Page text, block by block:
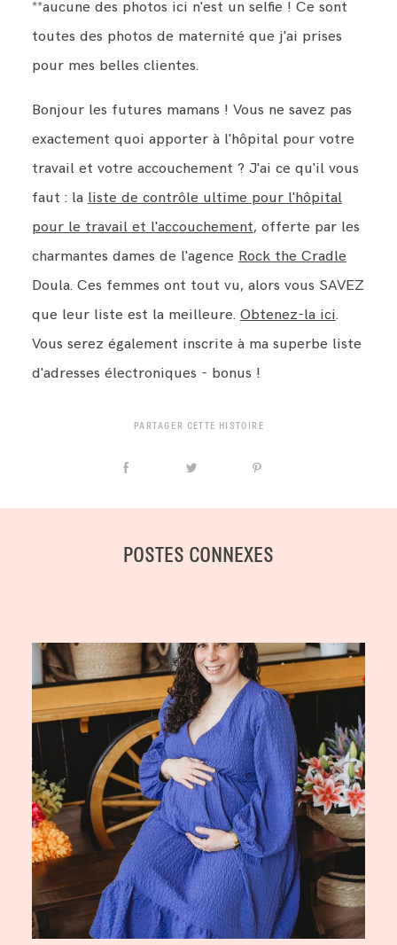
**aucune des photos ici n'est un selfie ! Ce sont
toutes des photos de maternité que j'ai prises
pour mes belles clientes.
Bonjour les futures mamans ! Vous ne savez pas
exactement quoi apporter à l'hôpital pour votre
travail et votre accouchement ? J'ai ce qu'il vous
faut : la liste de contrôle ultime pour l'hôpital
pour le travail et l'accouchement, offerte par les
charmantes dames de l'agence Rock the Cradle
Doula. Ces femmes ont tout vu, alors vous SAVEZ
que leur liste est la meilleure. Obtenez-la ici.
Vous serez également inscrite à ma superbe liste
d'adresses électroniques - bonus !
PARTAGER CETTE HISTOIRE
POSTES CONNEXES